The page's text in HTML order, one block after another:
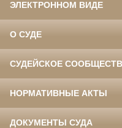
ЭЛЕКТРОННОМ ВИДЕ
О СУДЕ
СУДЕЙСКОЕ
НОРМАТИВНЫЕ АКТЫ
ДОКУМЕНТЫ СУДА